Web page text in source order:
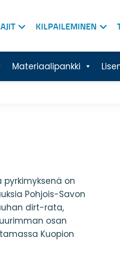
KILPAILEMINEN
Materiaalipankki
pyrkimyksenä on
Pohjois-Savon
dirt-rata,
osan
Kuopion